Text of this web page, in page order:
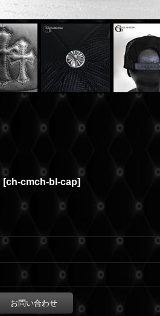
[ch-cmch-bl-cap]
お問い合わせ